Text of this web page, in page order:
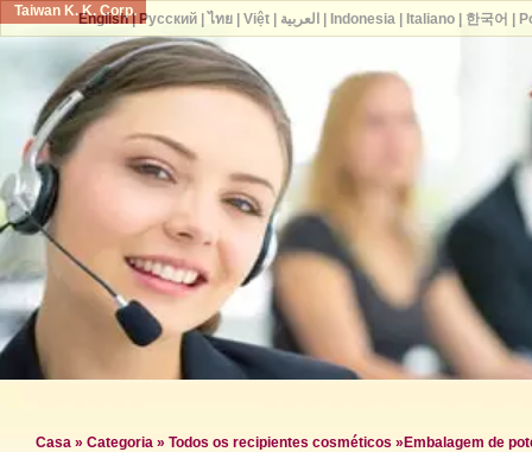
Taiwan K. K. Corp.
Casa » Categoria » Todos os recipientes cosméticos » Embalagem de
English| Русский| ไทย| Việt| العربية Indonesia| Italiano| 한국어